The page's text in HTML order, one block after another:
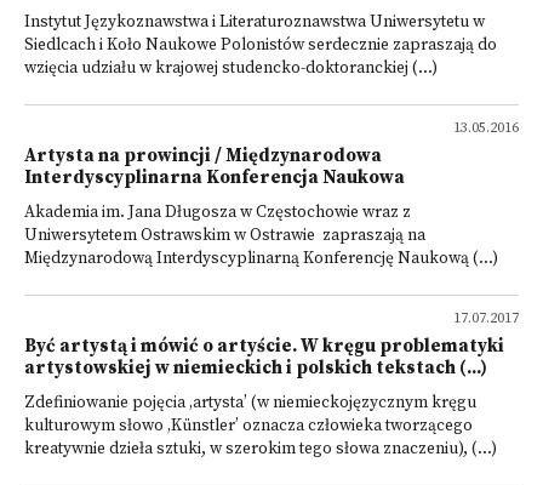
Instytut Językoznawstwa i Literaturoznawstwa Uniwersytetu w
Siedlcach i Koło Naukowe Polonistów serdecznie zapraszają do
wzięcia udziału w krajowej studencko-doktoranckiej (...)
13.05.2016
Artysta na prowincji / Międzynarodowa
Interdyscyplinarna Konferencja Naukowa
Akademia im. Jana Długosza w Częstochowie wraz z
Uniwersytetem Ostrawskim w Ostrawie zapraszają na
Międzynarodową Interdyscyplinarną Konferencję Naukową (...)
17.07.2017
Być artystą i mówić o artyście. W kręgu problematyki
artystowskiej w niemieckich i polskich tekstach (...)
Zdefiniowanie pojęcia ‚artysta’ (w niemieckojęzycznym kręgu
kulturowym słowo ‚Künstler’ oznacza człowieka tworzącego
kreatywnie dzieła sztuki, w szerokim tego słowa znaczeniu), (...)